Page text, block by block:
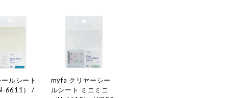
ルシート
6611） /
myfa クリヤーシー
ルシート ミニミニ